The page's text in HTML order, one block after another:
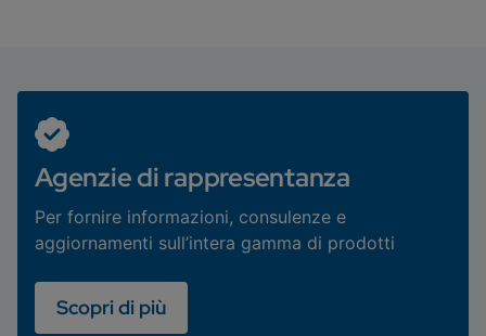
Agenzie di rappresentanza
Per fornire informazioni, consulenze e
aggiornamenti sull’intera gamma di prodotti
Scopri di più